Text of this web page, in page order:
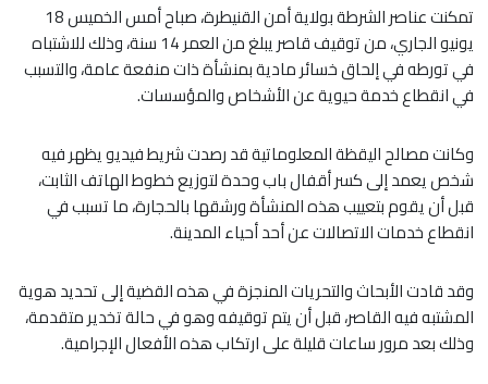
تمكنت عناصر الشرطة بولاية أمن القنيطرة، صباح أمس الخميس 18
يونيو الجاري، من توقيف قاصر يبلغ من العمر 14 سنة، وذلك للاشتباه
في تورطه في إلحاق خسائر مادية بمنشأة ذات منفعة عامة، والتسبب
في انقطاع خدمة حيوية عن الأشخاص والمؤسسات.
وكانت مصالح اليقظة المعلوماتية قد رصدت شريط فيديو يظهر فيه
شخص يعمد إلى كسر أقفال باب وحدة لتوزيع خطوط الهاتف الثابت،
قبل أن يقوم بتعييب هذه المنشأة ورشقها بالحجارة، ما تسبب في
انقطاع خدمات الاتصالات عن أحد أحياء المدينة.
وقد قادت الأبحاث والتحريات المنجزة في هذه القضية إلى تحديد هوية
المشتبه فيه القاصر، قبل أن يتم توقيفه وهو في حالة تخدير متقدمة،
وذلك بعد مرور ساعات قليلة على ارتكاب هذه الأفعال الإجرامية.